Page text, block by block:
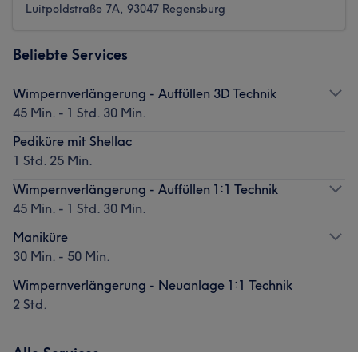
Luitpoldstraße 7A, 93047 Regensburg
Beliebte Services
Wimpernverlängerung - Auffüllen 3D Technik
45 Min. - 1 Std. 30 Min.
Pediküre mit Shellac
1 Std. 25 Min.
Wimpernverlängerung - Auffüllen 1:1 Technik
45 Min. - 1 Std. 30 Min.
Maniküre
30 Min. - 50 Min.
Wimpernverlängerung - Neuanlage 1:1 Technik
2 Std.